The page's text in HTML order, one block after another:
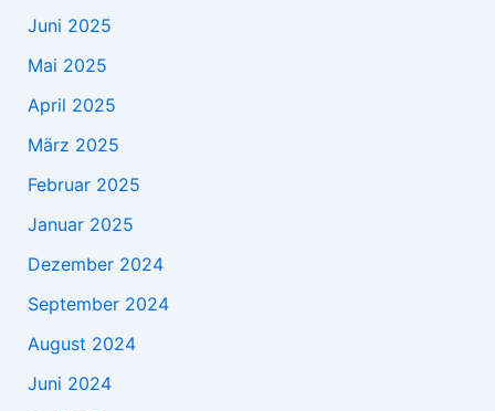
Juni 2025
Mai 2025
April 2025
März 2025
Februar 2025
Januar 2025
Dezember 2024
September 2024
August 2024
Juni 2024